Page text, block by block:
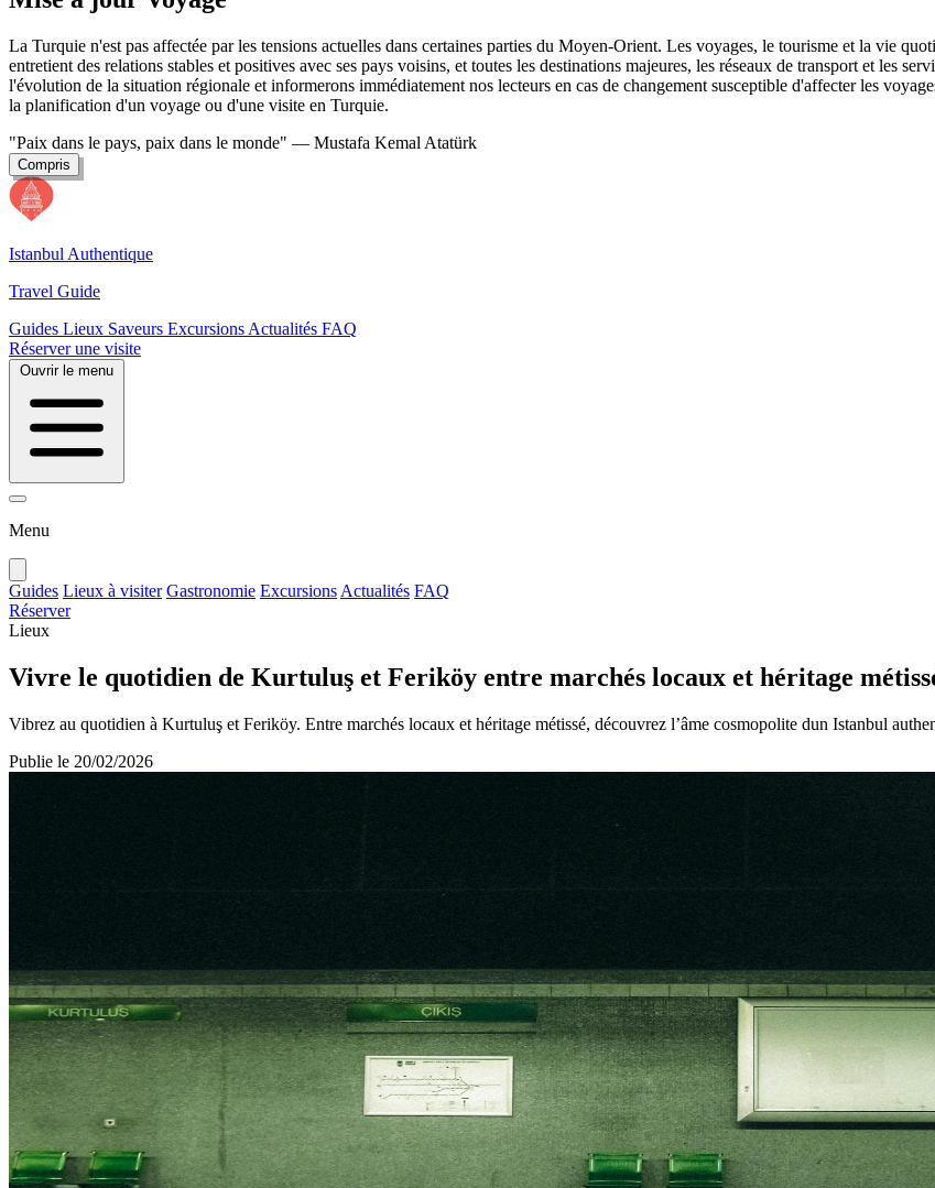
La Turquie n'est pas affectée par les tensions actuelles dans certaines parties du Moyen-Orient. Les voyages, le tourisme et la vie
entretient des relations stables et positives avec ses pays voisins, et toutes les destinations majeures, les réseaux de transport et les
l'évolution de la situation régionale et informerons immédiatement nos lecteurs en cas de changement susceptible d'affecter les
la planification d'un voyage ou d'une visite en Turquie.
"Paix dans le pays, paix dans le monde" — Mustafa Kemal Atatürk
Compris
Istanbul Authentique
Travel Guide
Guides Lieux Saveurs Excursions Actualités FAQ
Réserver une visite
Ouvrir le menu
Menu
Guides Lieux à visiter Gastronomie Excursions Actualités FAQ
Réserver
Lieux
Vivre le quotidien de Kurtuluş et Feriköy entre marchés locaux et héritage
Vibrez au quotidien à Kurtuluş et Feriköy. Entre marchés locaux et héritage métissé, découvrez l’âme cosmopolite dun Istanbul
Publie le 20/02/2026